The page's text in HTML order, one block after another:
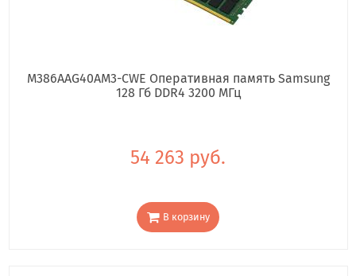
M386AAG40AM3-CWE Оперативная память Samsung
128 Гб DDR4 3200 МГц
54 263 руб.
В корзину